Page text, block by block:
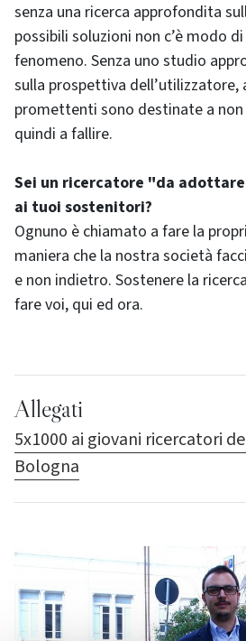
senza una ricerca approfondita
possibili soluzioni non c’è modo
fenomeno. Senza uno studio
sulla prospettiva dell’utilizzatore,
promettenti sono destinate a
quindi a fallire.
Sei un ricercatore "da
ai tuoi sostenitori?
Ognuno è chiamato a fare la
maniera che la nostra società
e non indietro. Sostenere la
fare voi, qui ed ora.
Allegati
5x1000 ai giovani ricercatori
Bologna